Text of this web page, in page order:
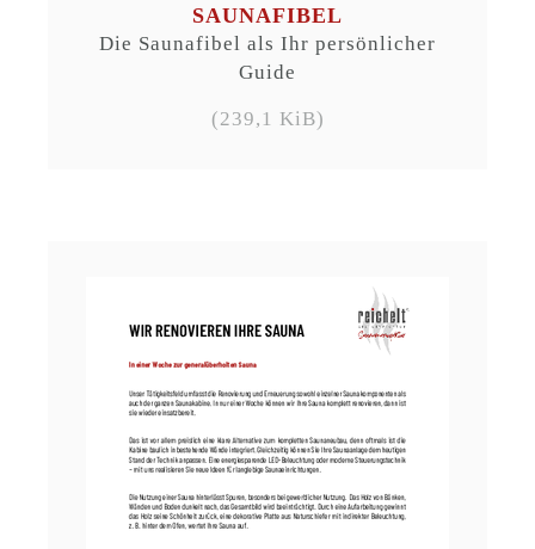
SAUNAFIBEL
Die Saunafibel als Ihr persönlicher
Guide
(239,1 KiB)